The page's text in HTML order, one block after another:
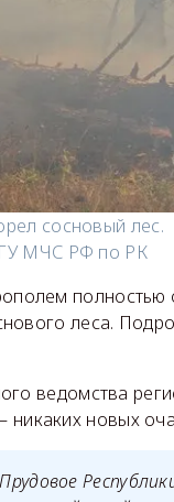
сосновый лес.
ГУ МЧС РФ по РК
полностью
леса.
ведомства
новых